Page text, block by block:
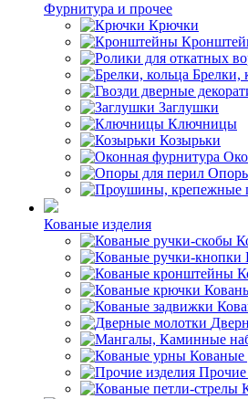
Фурнитура и прочее
Крючки
Брелки,
Заглушки
Ключницы
Козырьки
Кованые изделия
Прочие